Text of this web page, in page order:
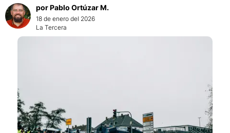
porPablo Ortúzar M.
18 de enero del 2026
La Tercera